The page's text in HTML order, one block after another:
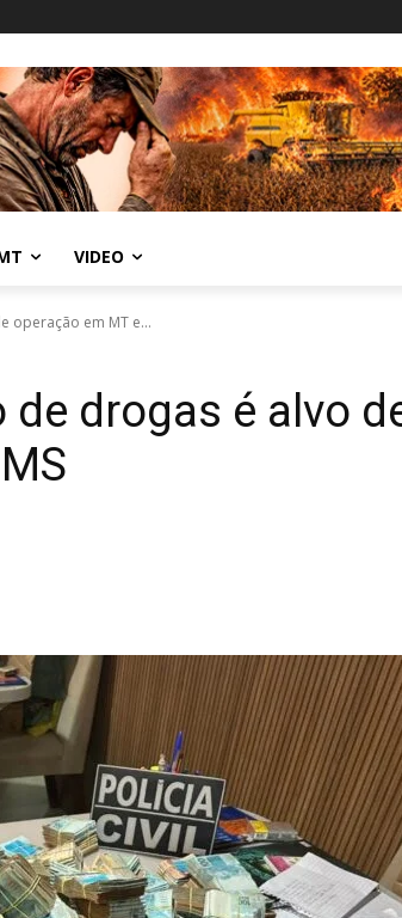
VIDEO
operação em MT e...
drogas é alvo